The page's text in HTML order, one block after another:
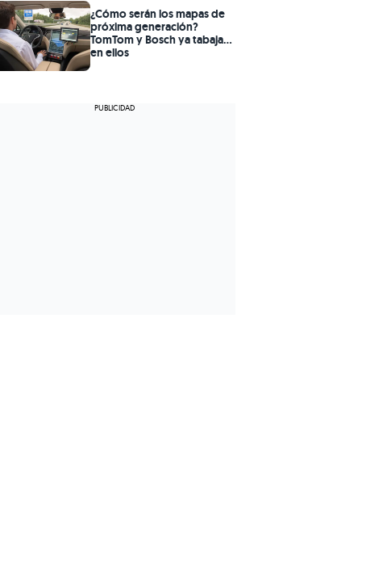
¿Cómo serán los mapas de
próxima generación?
TomTom y Bosch ya tabajan
en ellos